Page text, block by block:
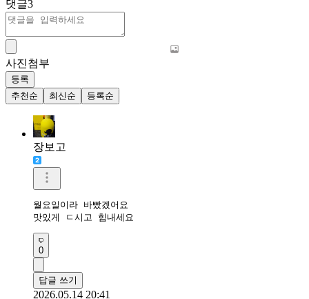
댓글3
사진첨부
등록
추천순
최신순 등록순
장보고
월요일이라 바빴겠어요
맛있게 ㄷ시고 힘내세요
0
답글 쓰기
2026.05.14 20:41